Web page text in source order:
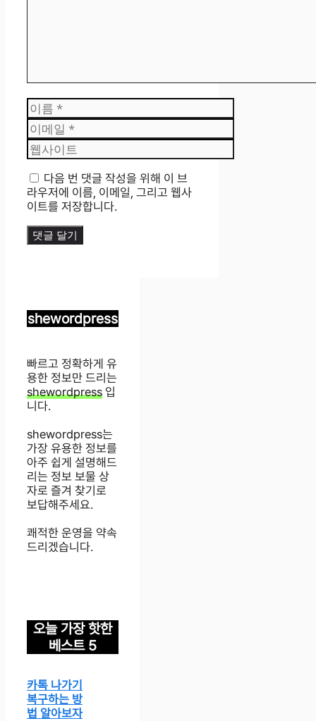
이
름
이
메
일
웹
사
이
트
다음 번 댓글 작성을 위해 이 브
라우저에 이름, 이메일, 그리고 웹사
이트를 저장합니다.
shewordpress
빠르고 정확하게 유
용한 정보만 드리는
shewordpress 입
니다.
shewordpress는
가장 유용한 정보를
아주 쉽게 설명해드
리는 정보 보물 상
자로 즐겨 찾기로
보답해주세요.
쾌적한 운영을 약속
드리겠습니다.
오늘 가장 핫한
베스트 5
카톡 나가기
복구하는 방
법 알아보자